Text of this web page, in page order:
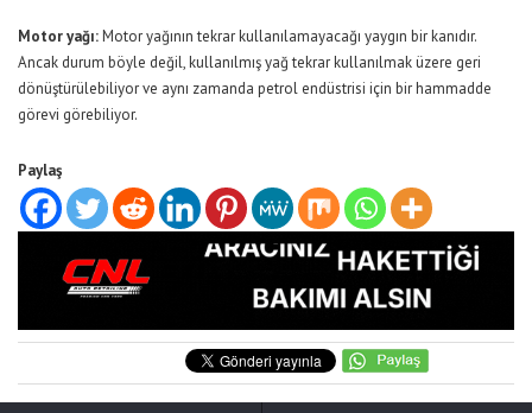
Motor yağı:Motor yağının tekrar kullanılamayacağı yaygın bir kanıdır.
Ancak durum böyle değil, kullanılmış yağ tekrar kullanılmak üzere geri
dönüştürülebiliyor ve aynı zamanda petrol endüstrisi için bir hammadde
görevi görebiliyor.
Paylaş